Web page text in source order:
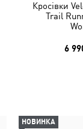
Кросівки
Trail
6
НОВИНКА